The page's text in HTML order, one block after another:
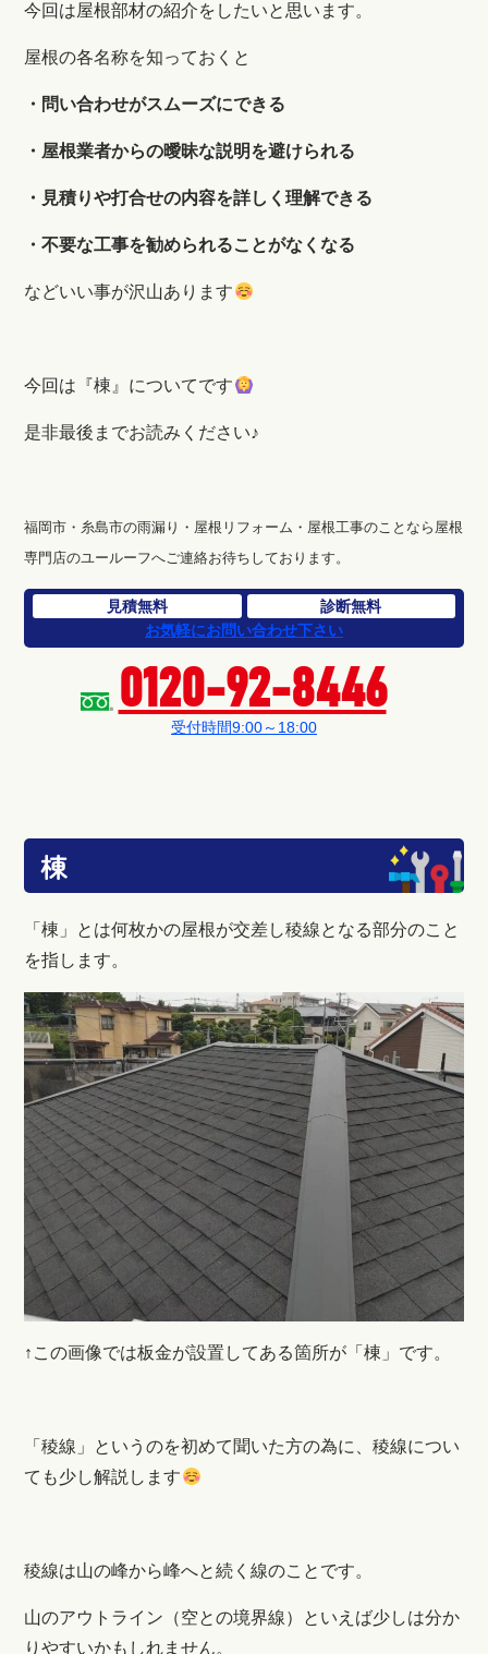
今回は屋根部材の紹介をしたいと思います。
屋根の各名称を知っておくと
・問い合わせがスムーズにできる
・屋根業者からの曖昧な説明を避けられる
・見積りや打合せの内容を詳しく理解できる
・不要な工事を勧められることがなくなる
などいい事が沢山あります
今回は『棟』についてです
是非最後までお読みください♪
福岡市・糸島市の雨漏り・屋根リフォーム・屋根工事のことなら屋根
専門店のユールーフへご連絡お待ちしております。
見積無料
診断無料
お気軽にお問い合わせ下さい
0120-92-8446
受付時間9:00～18:00
棟
「棟」とは何枚かの屋根が交差し稜線となる部分のこと
を指します。
↑この画像では板金が設置してある箇所が「棟」です。
「稜線」というのを初めて聞いた方の為に、稜線につい
ても少し解説します
稜線は山の峰から峰へと続く線のことです。
山のアウトライン（空との境界線）といえば少しは分か
りやすいかもしれません。